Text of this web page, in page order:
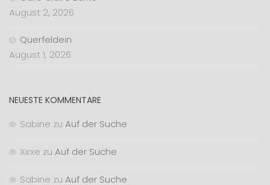
August 2, 2026
Querfeldein
August 1, 2026
NEUESTE KOMMENTARE
Sabine zu Auf der Suche
Xirxe zu Auf der Suche
Sabine zu Auf der Suche